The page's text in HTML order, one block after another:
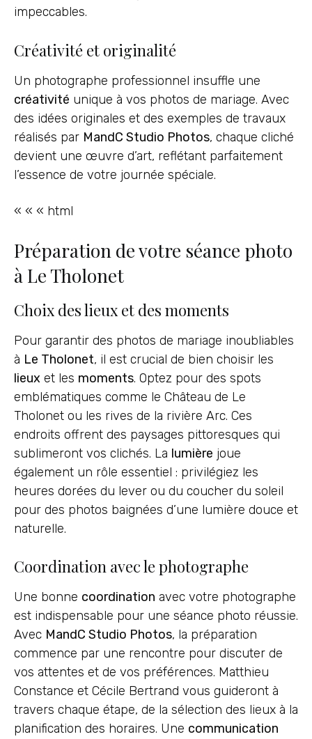
impeccables.
Créativité et originalité
Un photographe professionnel insuffle une
créativité unique à vos photos de mariage. Avec
des idées originales et des exemples de travaux
réalisés par MandC Studio Photos, chaque cliché
devient une œuvre d’art, reflétant parfaitement
l’essence de votre journée spéciale.
« « « html
Préparation de votre séance photo
à Le Tholonet
Choix des lieux et des moments
Pour garantir des photos de mariage inoubliables
à Le Tholonet, il est crucial de bien choisir les
lieux et les moments. Optez pour des spots
emblématiques comme le Château de Le
Tholonet ou les rives de la rivière Arc. Ces
endroits offrent des paysages pittoresques qui
sublimeront vos clichés. La lumière joue
également un rôle essentiel : privilégiez les
heures dorées du lever ou du coucher du soleil
pour des photos baignées d’une lumière douce et
naturelle.
Coordination avec le photographe
Une bonne coordination avec votre photographe
est indispensable pour une séance photo réussie.
Avec MandC Studio Photos, la préparation
commence par une rencontre pour discuter de
vos attentes et de vos préférences. Matthieu
Constance et Cécile Bertrand vous guideront à
travers chaque étape, de la sélection des lieux à la
planification des horaires. Une communication